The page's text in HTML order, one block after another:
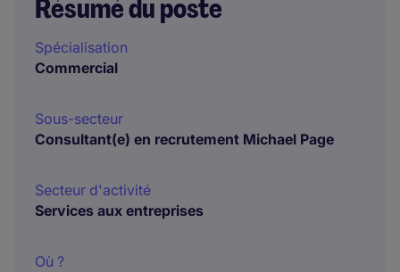
Résumé du poste
Spécialisation
Commercial
Sous-secteur
Consultant(e) en recrutement Michael Page
Secteur d'activité
Services aux entreprises
Où ?